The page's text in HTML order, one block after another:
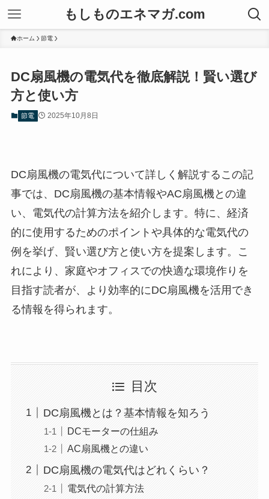
もしものエネマガ.com
ホーム 節電
DC扇風機の電気代を徹底解説！賢い選び
方と使い方
節電 2025年10月8日
DC扇風機の電気代について詳しく解説するこの記
事では、DC扇風機の基本情報やAC扇風機との違
い、電気代の計算方法を紹介します。特に、経済
的に使用するためのポイントや具体的な電気代の
例を挙げ、賢い選び方と使い方を提案します。こ
れにより、家庭やオフィスでの快適な環境作りを
目指す読者が、より効率的にDC扇風機を活用でき
る情報を得られます。
目次
DC扇風機とは？基本情報を知ろう
DCモーターの仕組み
AC扇風機との違い
DC扇風機の電気代はどれくらい？
電気代の計算方法